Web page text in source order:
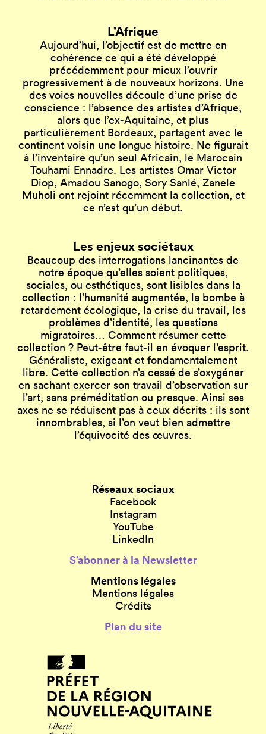
L’Afrique
Aujourd’hui, l’objectif est de mettre en
cohérence ce qui a été développé
précédemment pour mieux l’ouvrir
progressivement à de nouveaux horizons. Une
des voies nouvelles découle d’une prise de
conscience : l’absence des artistes d’Afrique,
alors que l’ex-Aquitaine, et plus
particulièrement Bordeaux, partagent avec le
continent voisin une longue histoire. Ne figurait
à l’inventaire qu’un seul Africain, le Marocain
Touhami Ennadre. Les artistes Omar Victor
Diop, Amadou Sanogo, Sory Sanlé, Zanele
Muholi ont rejoint récemment la collection, et
ce n’est qu’un début.
Les enjeux sociétaux
Beaucoup des interrogations lancinantes de
notre époque qu’elles soient politiques,
sociales, ou esthétiques, sont lisibles dans la
collection : l’humanité augmentée, la bombe à
retardement écologique, la crise du travail, les
problèmes d’identité, les questions
migratoires… Comment résumer cette
collection ? Peut-être faut-il en évoquer l’esprit.
Généraliste, exigeant et fondamentalement
libre. Cette collection n’a cessé de s’oxygéner
en sachant exercer son travail d’observation sur
l’art, sans préméditation ou presque. Ainsi ses
axes ne se réduisent pas à ceux décrits : ils sont
innombrables, si l’on veut bien admettre
l’équivocité des œuvres.
Réseaux sociaux
Facebook
Instagram
YouTube
LinkedIn
S’abonner à la Newsletter
Mentions légales
Mentions légales
Crédits
Plan du site